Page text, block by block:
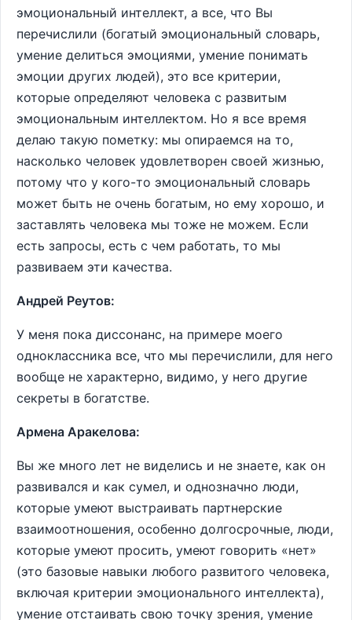
эмоциональный интеллект, а все, что Вы
перечислили (богатый эмоциональный словарь,
умение делиться эмоциями, умение понимать
эмоции других людей), это все критерии,
которые определяют человека с развитым
эмоциональным интеллектом. Но я все время
делаю такую пометку: мы опираемся на то,
насколько человек удовлетворен своей жизнью,
потому что у кого-то эмоциональный словарь
может быть не очень богатым, но ему хорошо, и
заставлять человека мы тоже не можем. Если
есть запросы, есть с чем работать, то мы
развиваем эти качества.
Андрей Реутов:
У меня пока диссонанс, на примере моего
одноклассника все, что мы перечислили, для него
вообще не характерно, видимо, у него другие
секреты в богатстве.
Армена Аракелова:
Вы же много лет не виделись и не знаете, как он
развивался и как сумел, и однозначно люди,
которые умеют выстраивать партнерские
взаимоотношения, особенно долгосрочные, люди,
которые умеют просить, умеют говорить «нет»
(это базовые навыки любого развитого человека,
включая критерии эмоционального интеллекта),
умение отстаивать свою точку зрения, умение